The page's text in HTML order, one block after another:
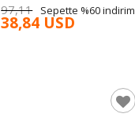
97,11 Sepette %60 indirim
38,84 USD